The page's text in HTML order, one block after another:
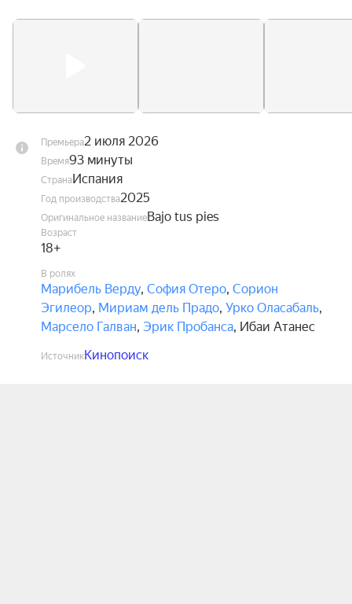
Премьера2 июля 2026
Время93 минуты
СтранаИспания
Год производства2025
Оригинальное названиеBajo tus pies
Возраст
18+
В ролях
Марибель Верду, София Отеро, Сорион
Эгилеор, Мириам дель Прадо, Урко Оласабаль,
Марсело Галван, Эрик Пробанса, Ибаи Атанес
ИсточникКинопоиск